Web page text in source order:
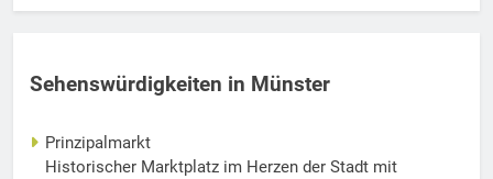
Sehenswürdigkeiten in Münster
Prinzipalmarkt
Historischer Marktplatz im Herzen der Stadt mit